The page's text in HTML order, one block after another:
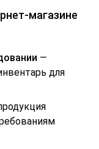
магазине
—
для